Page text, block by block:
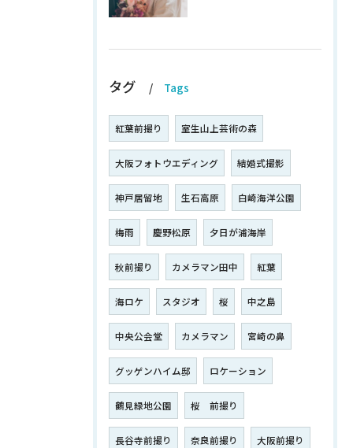
タグ Tags
紅葉前撮り 室生山上芸術の森
大阪フォトウエディング 結婚式撮影
神戸居留地 生石高原 白崎海洋公園
梅雨 慶野松原 夕日が浦海岸
秋前撮り カメラマン田中 紅葉
海ロケ スタジオ 桜 中之島
中央公会堂 カメラマン 宮崎の鼻
グッゲンハイム邸 ロケーション
鶴見緑地公園 桜 前撮り
長谷寺前撮り 奈良前撮り 大阪前撮り